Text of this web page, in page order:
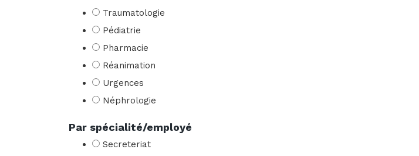
Traumatologie
Pédiatrie
Pharmacie
Réanimation
Urgences
Néphrologie
Par spécialité/employé
Secreteriat